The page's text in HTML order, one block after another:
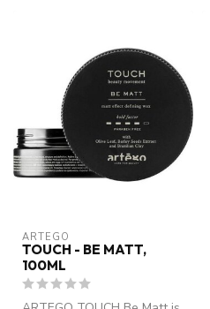
ARTEGO
TOUCH - BE MATT,
100ML